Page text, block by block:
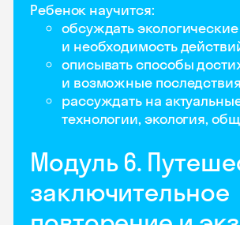
Ребенок научится:
обсуждать
и необходимость
описывать способы
и возможные
рассуждать на
технологии, экология,
Модуль 6.
заключительное